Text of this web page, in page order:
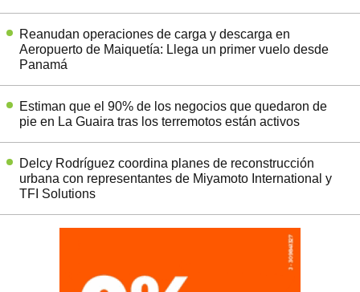
Reanudan operaciones de carga y descarga en
Aeropuerto de Maiquetía: Llega un primer vuelo desde
Panamá
Estiman que el 90% de los negocios que quedaron de
pie en La Guaira tras los terremotos están activos
Delcy Rodríguez coordina planes de reconstrucción
urbana con representantes de Miyamoto International y
TFI Solutions